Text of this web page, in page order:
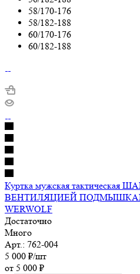
58/170-176
58/182-188
60/170-176
60/182-188
Куртка мужская тактическая
ВЕНТИЛЯЦИЕЙ ПОДМЫШКАМИ
WERWOLF
Достаточно
Много
Арт.: 762-004
5 000 ₽/шт
от 5 000 ₽